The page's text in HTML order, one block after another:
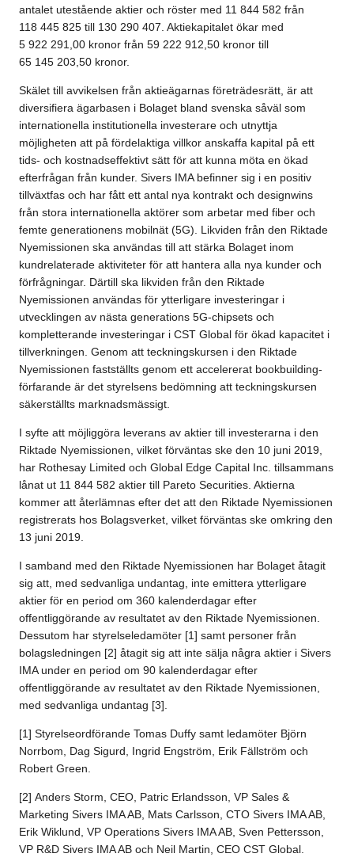
antalet utestående aktier och röster med 11 844 582 från
118 445 825 till 130 290 407. Aktiekapitalet ökar med
5 922 291,00 kronor från 59 222 912,50 kronor till
65 145 203,50 kronor.
Skälet till avvikelsen från aktieägarnas företrädesrätt, är att
diversifiera ägarbasen i Bolaget bland svenska såväl som
internationella institutionella investerare och utnyttja
möjligheten att på fördelaktiga villkor anskaffa kapital på ett
tids- och kostnadseffektivt sätt för att kunna möta en ökad
efterfrågan från kunder. Sivers IMA befinner sig i en positiv
tillväxtfas och har fått ett antal nya kontrakt och designwins
från stora internationella aktörer som arbetar med fiber och
femte generationens mobilnät (5G). Likviden från den Riktade
Nyemissionen ska användas till att stärka Bolaget inom
kundrelaterade aktiviteter för att hantera alla nya kunder och
förfrågningar. Därtill ska likviden från den Riktade
Nyemissionen användas för ytterligare investeringar i
utvecklingen av nästa generations 5G-chipsets och
kompletterande investeringar i CST Global för ökad kapacitet i
tillverkningen. Genom att teckningskursen i den Riktade
Nyemissionen fastställts genom ett accelererat bookbuilding-
förfarande är det styrelsens bedömning att teckningskursen
säkerställts marknadsmässigt.
I syfte att möjliggöra leverans av aktier till investerarna i den
Riktade Nyemissionen, vilket förväntas ske den 10 juni 2019,
har Rothesay Limited och Global Edge Capital Inc. tillsammans
lånat ut 11 844 582 aktier till Pareto Securities. Aktierna
kommer att återlämnas efter det att den Riktade Nyemissionen
registrerats hos Bolagsverket, vilket förväntas ske omkring den
13 juni 2019.
I samband med den Riktade Nyemissionen har Bolaget åtagit
sig att, med sedvanliga undantag, inte emittera ytterligare
aktier för en period om 360 kalenderdagar efter
offentliggörande av resultatet av den Riktade Nyemissionen.
Dessutom har styrelseledamöter [1] samt personer från
bolagsledningen [2] åtagit sig att inte sälja några aktier i Sivers
IMA under en period om 90 kalenderdagar efter
offentliggörande av resultatet av den Riktade Nyemissionen,
med sedvanliga undantag [3]
[1] Styrelseordförande Tomas Duffy samt ledamöter Björn
Norrbom, Dag Sigurd, Ingrid Engström, Erik Fällström och
Robert Green.
[2] Anders Storm, CEO, Patric Erlandsson, VP Sales &
Marketing Sivers IMA AB, Mats Carlsson, CTO Sivers IMA AB,
Erik Wiklund, VP Operations Sivers IMA AB, Sven Pettersson,
VP R&D Sivers IMA AB och Neil Martin, CEO CST Global.